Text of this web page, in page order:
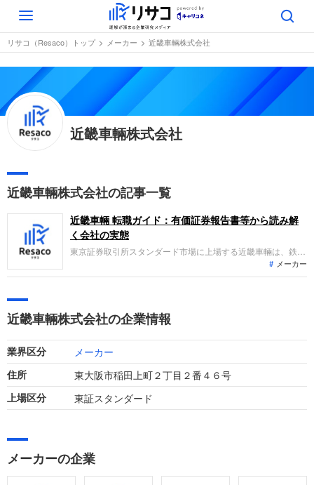
Toggle
navigation
リサコ（Resaco）トップ メーカー 近畿車輛株式会社
近畿車輛株式会社
近畿車輛株式会社の記事一覧
近畿車輛 転職ガイド：有価証券報告書等から読み解
く会社の実態
東京証券取引所スタンダード市場に上場する近畿車輛は、鉄道
車両の製造を中心とした鉄道車両関連事業と不動産賃貸事業を
展開しています。当期の業績は、国内向け車両の増加により売
ています。
メーカー
近畿車輛株式会社の企業情報
業界区分 メーカー
住所 東大阪市稲田上町２丁目２番４６号
上場区分 東証スタンダード
メーカーの企業